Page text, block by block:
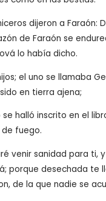
dijeron a Faraón:
de Faraón se
lo había dicho.
el uno se llamaba
en tierra ajena;
se halló inscrito en el
fuego.
venir sanidad para ti,
porque desechada te
de la que nadie se